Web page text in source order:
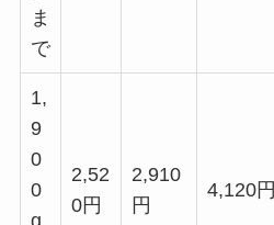
ま
で
1,
9
0
0
2,52
0円
2,910
円
4,120円